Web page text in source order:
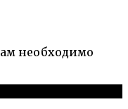
необходимо